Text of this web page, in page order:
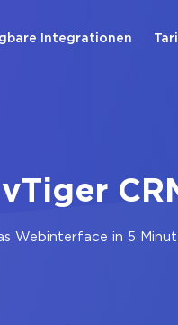
Integrationen
Webinterface in 5